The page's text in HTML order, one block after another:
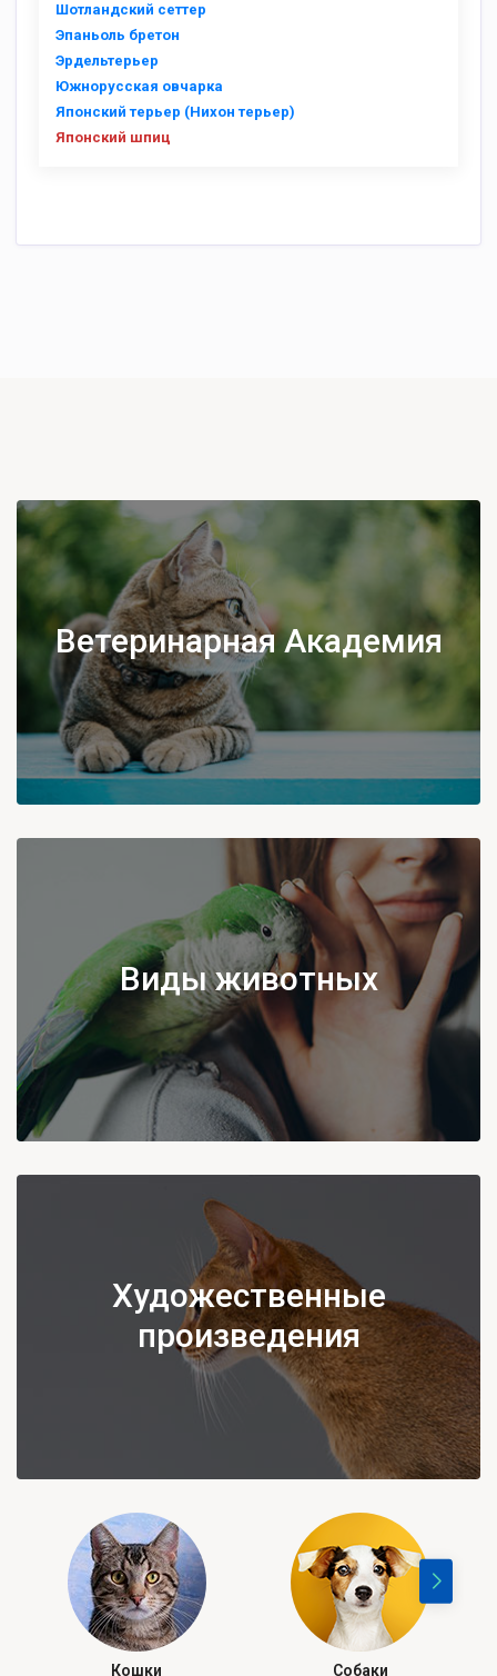
Шотландский сеттер
Эпаньоль бретон
Эрдельтерьер
Южнорусская овчарка
Японский терьер (Нихон терьер)
Японский шпиц
Ветеринарная Академия
Виды животных
Художественные
произведения
Кошки Собаки